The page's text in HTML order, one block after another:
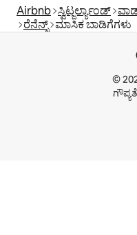
Airbnb ಸ್ವಿಟ್ಜರ್ಲ್ಯಾಂಡ್
ರೆನೆನ್ಸ್ ಮಾಸಿಕ ಬಾಡಿಗೆಗಳು
©
ಗೌಪ್ಯತೆ